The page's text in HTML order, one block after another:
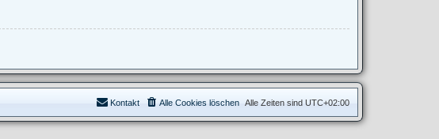
Alle Zeiten sind UTC+02:00
Alle Cookies löschen
Kontakt